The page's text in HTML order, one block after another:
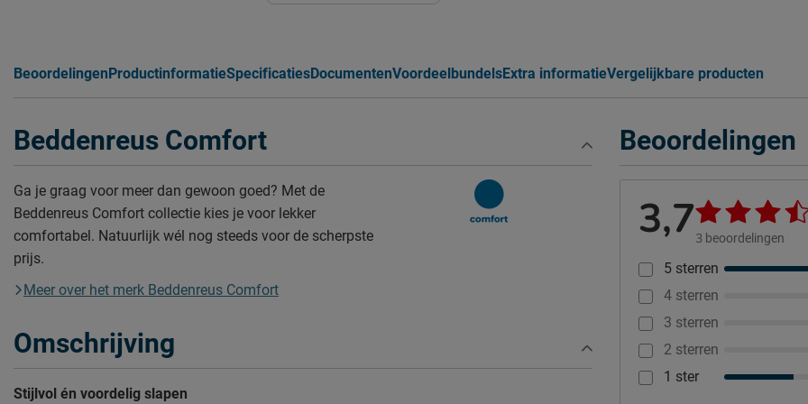
Beoordelingen ProductinformatieSpecificatiesDocumentenVoordeelbundelsExtra informatieVergelijkbare producten
Beoordelingen
3,73 beoordelingen
5 sterren
4 sterren
3 sterren
2 sterren
1 ster
Beddenreus Comfort
Ga je graag voor meer dan gewoon goed? Met de
Beddenreus Comfort collectie kies je voor lekker
comfortabel. Natuurlijk wél nog steeds voor de scherpste
prijs.
Meer over het merk Beddenreus Comfort
Omschrijving
Stijlvol én voordelig slapen